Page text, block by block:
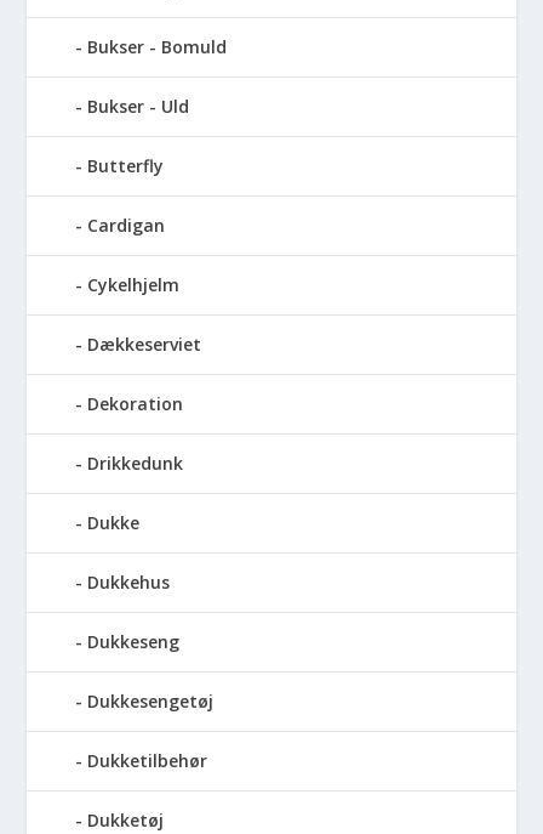
Bukser - Bomuld
Bukser - Uld
Butterfly
Cardigan
Cykelhjelm
Dækkeserviet
Dekoration
Drikkedunk
Dukke
Dukkehus
Dukkeseng
Dukkesengetøj
Dukketilbehør
Dukketøj